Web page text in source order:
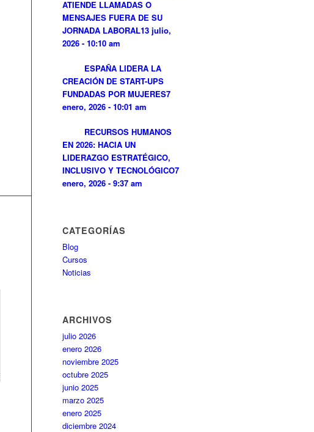
ATIENDE LLAMADAS O
MENSAJES FUERA DE SU
JORNADA LABORAL13 julio,
2026 - 10:10 am
ESPAÑA LIDERA LA
CREACIÓN DE START-UPS
FUNDADAS POR MUJERES7
enero, 2026 - 10:01 am
RECURSOS HUMANOS
EN 2026: HACIA UN
LIDERAZGO ESTRATÉGICO,
INCLUSIVO Y TECNOLÓGICO7
enero, 2026 - 9:37 am
CATEGORÍAS
Blog
Cursos
Noticias
ARCHIVOS
julio 2026
enero 2026
noviembre 2025
octubre 2025
junio 2025
marzo 2025
enero 2025
diciembre 2024